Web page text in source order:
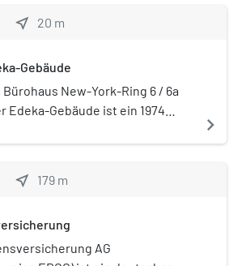
als Direktbank mit
aktiv.
near_me 20 m
Gebäude
Bürohaus New-York-Ring 6 / 6a
Edeka-Gebäude ist ein 1974
Bürostadt City Nord,
Gebäude steht unter
navigate_next
near_me 179 m
AG